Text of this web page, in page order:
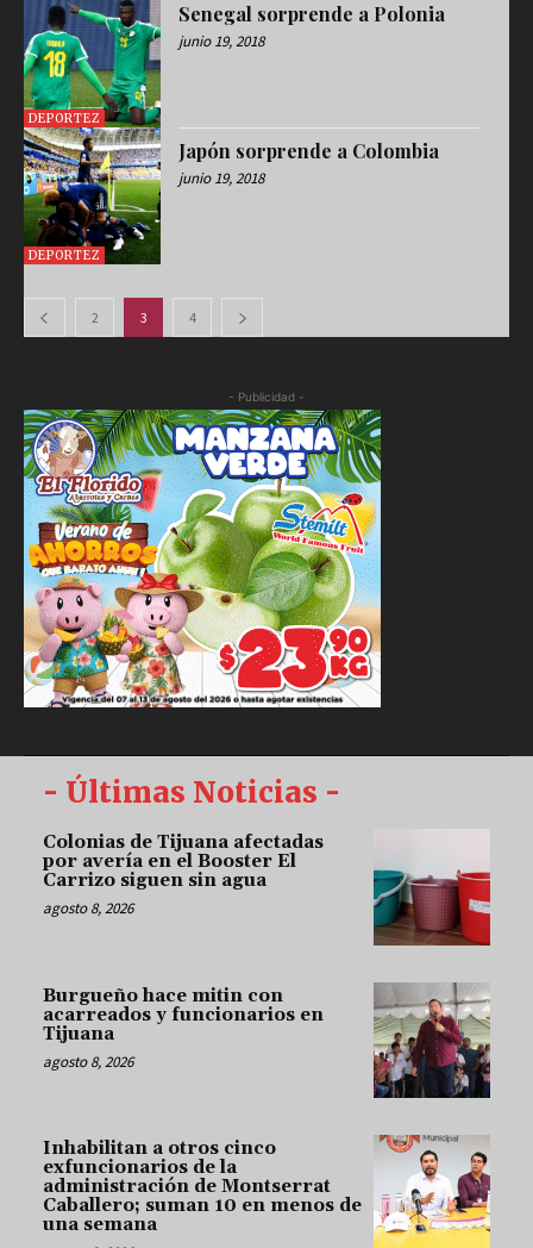
DEPORTEZ
Senegal sorprende a Polonia
junio 19, 2018
DEPORTEZ
Japón sorprende a Colombia
junio 19, 2018
2 3 4
- Publicidad -
- Últimas Noticias -
Colonias de Tijuana afectadas
por avería en el Booster El
Carrizo siguen sin agua
agosto 8, 2026
Burgueño hace mitin con
acarreados y funcionarios en
Tijuana
agosto 8, 2026
Inhabilitan a otros cinco
exfuncionarios de la
administración de Montserrat
Caballero; suman 10 en menos de
una semana